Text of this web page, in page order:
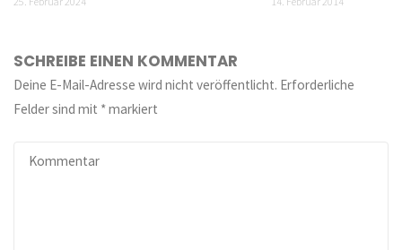
SCHREIBE EINEN KOMMENTAR
Deine E-Mail-Adresse wird nicht veröffentlicht. Erforderliche
Felder sind mit *markiert